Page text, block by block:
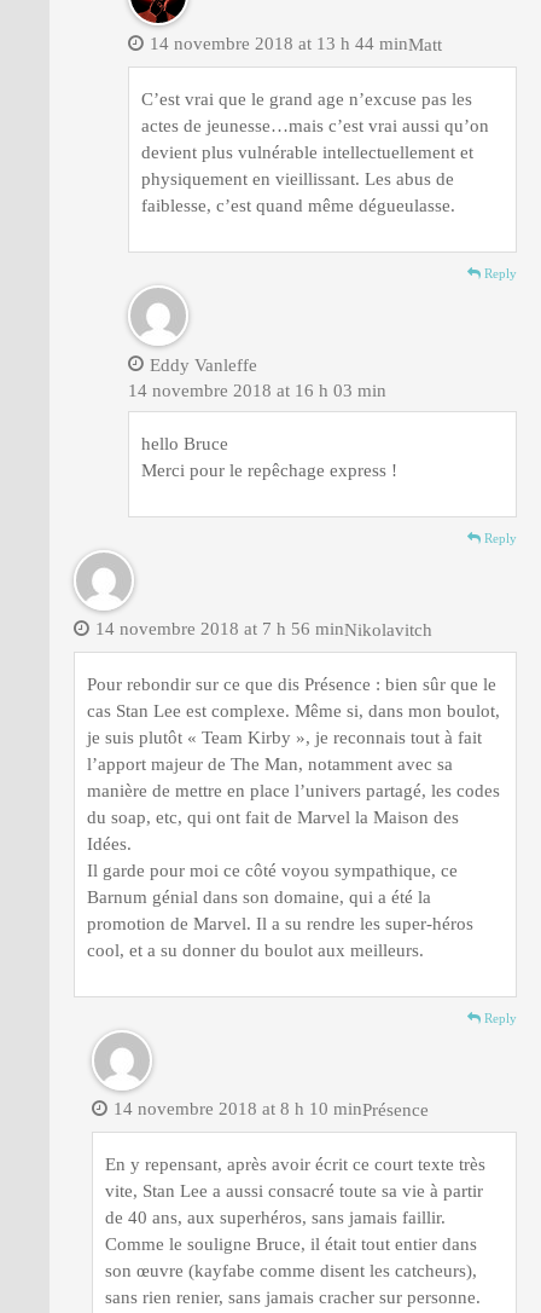
Matt
14 novembre 2018 at 13 h 44 min
C’est vrai que le grand age n’excuse pas les
actes de jeunesse…mais c’est vrai aussi qu’on
devient plus vulnérable intellectuellement et
physiquement en vieillissant. Les abus de
faiblesse, c’est quand même dégueulasse.
Reply
Eddy Vanleffe
14 novembre 2018 at 16 h 03 min
hello Bruce
Merci pour le repêchage express !
Reply
Nikolavitch
14 novembre 2018 at 7 h 56 min
Pour rebondir sur ce que dis Présence : bien sûr que le
cas Stan Lee est complexe. Même si, dans mon boulot,
je suis plutôt « Team Kirby », je reconnais tout à fait
l’apport majeur de The Man, notamment avec sa
manière de mettre en place l’univers partagé, les codes
du soap, etc, qui ont fait de Marvel la Maison des
Idées.
Il garde pour moi ce côté voyou sympathique, ce
Barnum génial dans son domaine, qui a été la
promotion de Marvel. Il a su rendre les super-héros
cool, et a su donner du boulot aux meilleurs.
Reply
Présence
14 novembre 2018 at 8 h 10 min
En y repensant, après avoir écrit ce court texte très
vite, Stan Lee a aussi consacré toute sa vie à partir
de 40 ans, aux superhéros, sans jamais faillir.
Comme le souligne Bruce, il était tout entier dans
son œuvre (kayfabe comme disent les catcheurs),
sans rien renier, sans jamais cracher sur personne.